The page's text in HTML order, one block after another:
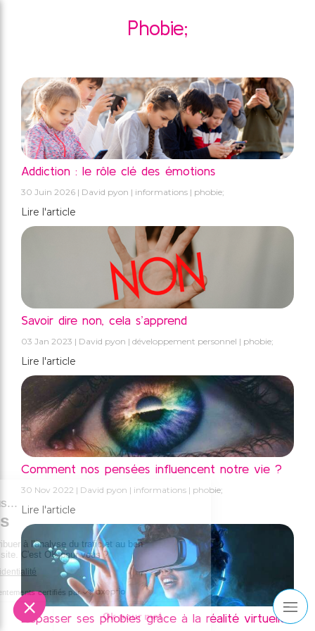
Phobie;
Addiction : le rôle clé des émotions
30 Juin 2026 David pyon informations phobie;
Lire l'article
Savoir dire non, cela s’apprend
03 Jan 2023 David pyon développement personnel phobie;
Lire l'article
Comment nos pensées influencent notre vie ?
30 Nov 2022 David pyon informations phobie;
Lire l'article
Dépasser ses phobies grâce à la réalité virtuelle